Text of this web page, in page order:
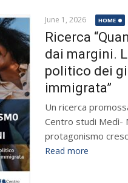
June 1, 2026 HOME
Ricerca
dai margini.
politico dei
immigrata”
Un ricerca
Centro studi Medì-
protagonismo
Read more